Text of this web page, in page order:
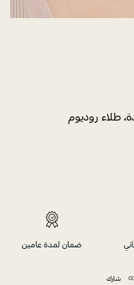
طلاء روديوم
ضمان لمدة عامين
شارك